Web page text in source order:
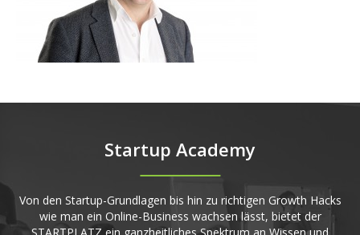
Startup Academy
Von den Startup-Grundlagen bis hin zu richtigen Growth Hacks
wie man ein Online-Business wachsen lässt, bietet der